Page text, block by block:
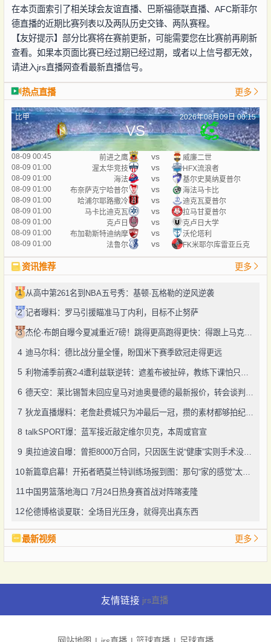
在本页面索引了相关球会友谊直播、巴斯福德联直播、AFC斯菲尔
德直播的近期比赛列表以及两队历史交锋、两队赛程。
【友好提示】部分比赛将在赛前更新，可能需要您在比赛前再刷新
查看。如果本页面比赛已经过期已经过期，或者以上信号都无效，
请进入jrs直播网查看最新直播信号。
热点直播 更多
比甲 2026年08月09日 00:15
VS
08-09 00:45 前进之鹰 vs
威廉二世
08-09 01:00
渥太华竞技 vs
HFX流浪者
08-09 01:00
海法 vs
基尔史莫纳夏普尔
08-09 01:00
布奈萨克宁哈普尔 vs
海法马卡比
08-09 01:00
哈浦尔耶路撒冷 vs
迪克瓦夏普尔
08-09 01:00
马卡比迪克瓦 vs
拉马甘夏普尔
08-09 01:00
克卢日 vs
克卢日大学
08-09 01:00
布加勒斯特迪纳摩 vs
沃伦塔利
08-09 01:00
法鲁尔 vs FK米耶尔库雷亚丘克
资讯推荐 更多
1 从高中第261名到NBA五号秀：基顿·瓦格勒的逆风逆袭
2 记者曝料：罗马引援瞄准马丁内利，目标不止努萨
3 杰伦·布朗自曝今夏减重近7磅！跳得更高跑得更快：得跟上马克西、勒布朗的节奏
4 迪马尔科：德比战分量全懂，盼国米下赛季欧冠走得更远
5
6
7 狄龙直播爆料：老詹赴费城只为冲最后一冠，攒的素材都够拍纪录片了
8 talkSPORT爆：蓝军接近敲定维尔贝克，本周或官宣
9 奥拉迪波自曝：曾拒8000万合同，只因医生说“健康”实则手术没做好
10 新篇章启幕！开拓者晒莫兰特训练场报到图：那句“家的感觉”太戳人
11 中国男篮落地海口 7月24日热身赛首战对阵喀麦隆
12伦德博格谈夏联：全场目光压身，就得亮出真东西
最新视频 更多
友情链接 jrs直播